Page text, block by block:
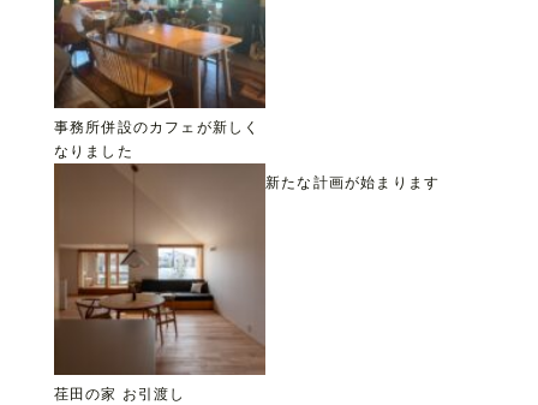
事務所併設のカフェが新しく
なりました
荏田の家 お引渡し
新たな計画が始まります